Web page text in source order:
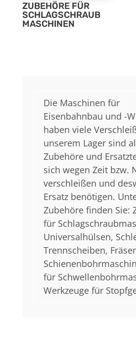
ZUBEHÖRE FÜR
SCHLAGSCHRAUB
MASCHINEN
Die Maschinen für
Eisenbahnbau und -
haben viele
unserem Lager sind
Zubehöre und
sich wegen Zeit bzw.
verschleißen und
Ersatz benötigen.
Zubehöre finden Sie:
für
Universalhülsen,
Trennscheiben,
für
Werkzeuge für